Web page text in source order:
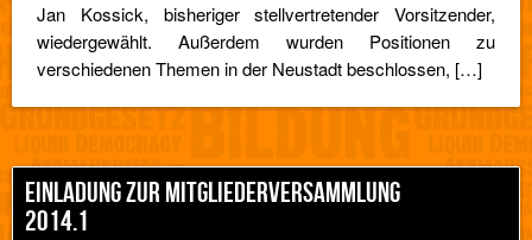
Jan Kossick, bisheriger stellvertretender Vorsitzender,
wiedergewählt. Außerdem wurden Positionen zu
verschiedenen Themen in der Neustadt beschlossen, […]
EINLADUNG ZUR MITGLIEDERVERSAMMLUNG
2014.1